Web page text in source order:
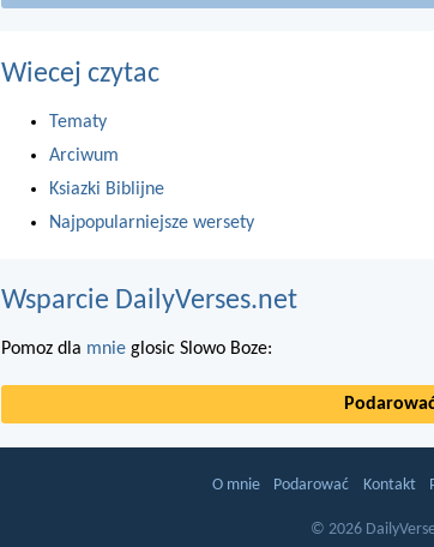
Wiecej czytac
Tematy
Arciwum
Ksiazki Biblijne
Najpopularniejsze wersety
Wsparcie DailyVerses.net
Pomoz dla mnie glosic Slowo Boze:
O mnie Podarować Kontakt
© 2026